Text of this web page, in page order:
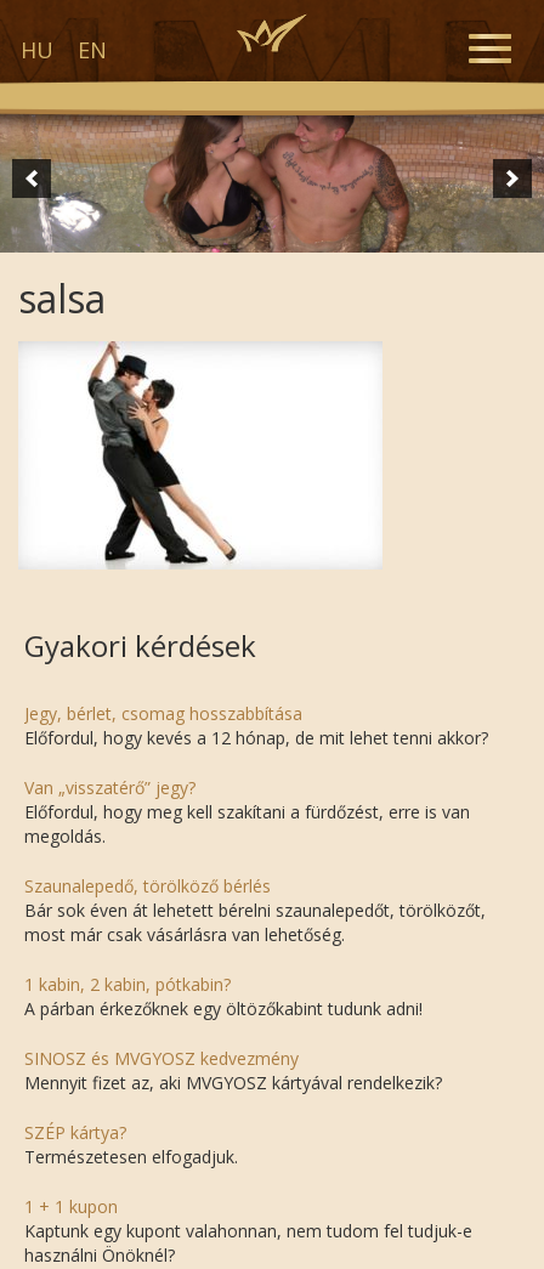
HU EN
Toggle
salsa
Gyakori kérdések
Jegy, bérlet, csomag hosszabbítása
Előfordul, hogy kevés a 12 hónap, de mit lehet tenni akkor?
Van „visszatérő” jegy?
Előfordul, hogy meg kell szakítani a fürdőzést, erre is van
megoldás.
Szaunalepedő, törölköző bérlés
Bár sok éven át lehetett bérelni szaunalepedőt, törölközőt,
most már csak vásárlásra van lehetőség.
1 kabin, 2 kabin, pótkabin?
A párban érkezőknek egy öltözőkabint tudunk adni!
SINOSZ és MVGYOSZ kedvezmény
Mennyit fizet az, aki MVGYOSZ kártyával rendelkezik?
SZÉP kártya?
Természetesen elfogadjuk.
1 + 1 kupon
Kaptunk egy kupont valahonnan, nem tudom fel tudjuk-e
használni Önöknél?